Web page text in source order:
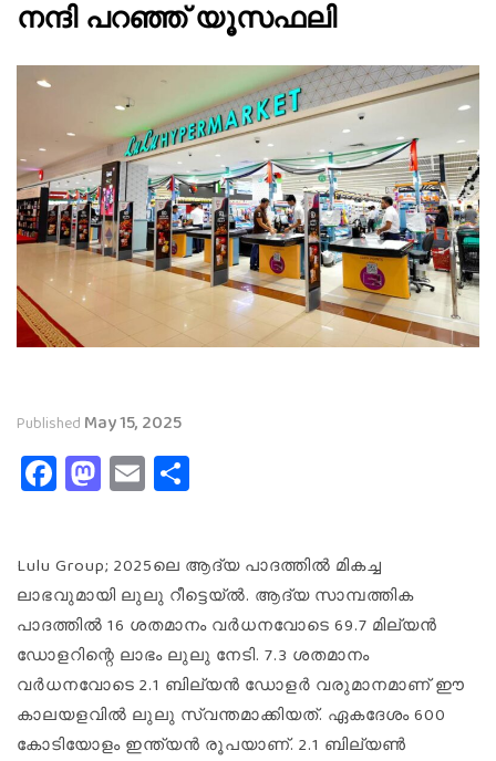
നന്ദി പറഞ്ഞ് യൂസഫലി
Published May 15, 2025
Facebook
Mastodon
Email
Lulu Group; 2025ലെ ആദ്യ പാദത്തിൽ മികച്ച
ലാഭവുമായി ലുലു റീട്ടെയ്ൽ. ആദ്യ സാമ്പത്തിക
പാദത്തിൽ 16 ശതമാനം വർധനവോ‌ടെ 69.7 മില്യൻ
ഡോളറിന്റെ ലാഭം ലുലു നേടി. 7.3 ശതമാനം
വർധനവോടെ 2.1 ബില്യൻ ഡോളർ വരുമാനമാണ് ഈ
കാലയളവിൽ ലുലു സ്വന്തമാക്കിയത്. ഏകദേശം 600
കോടിയോളം ഇന്ത്യൻ രൂപയാണ്. 2.1 ബില്യൺ